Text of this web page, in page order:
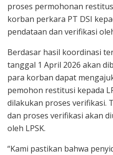
proses permohonan
korban perkara PT DSI
pendataan dan verifikasi
Berdasar hasil koordinasi
tanggal 1 April 2026 akan
para korban dapat
pemohon restitusi kepada
dilakukan proses verifikasi.
dan proses verifikasi akan
oleh LPSK.
“Kami pastikan bahwa